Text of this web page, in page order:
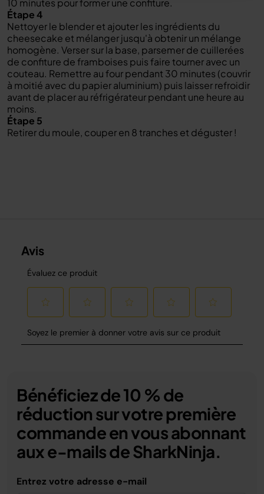
10 minutes pour former une confiture.
Étape 4
Nettoyer le blender et ajouter les ingrédients du
cheesecake et mélanger jusqu'à obtenir un mélange
homogène. Verser sur la base, parsemer de cuillerées
de confiture de framboises puis faire tourner avec un
couteau. Remettre au four pendant 30 minutes (couvrir
à moitié avec du papier aluminium) puis laisser refroidir
avant de placer au réfrigérateur pendant une heure au
moins.
Étape 5
Retirer du moule, couper en 8 tranches et déguster !
Bénéficiez de 10 % de
réduction sur votre première
commande en vous abonnant
aux e-mails de SharkNinja.
Entrez votre adresse e-mail